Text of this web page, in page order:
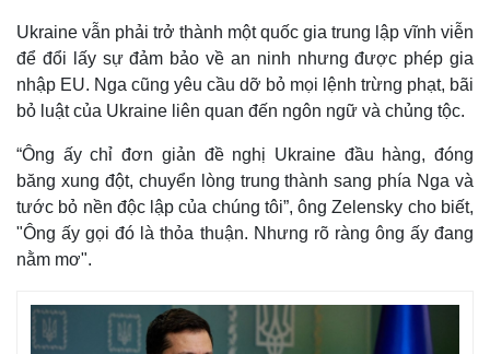
Quan sát
Cuộc sống đó đây
Video
Ảnh
Ukraine vẫn phải trở thành một quốc gia trung lập vĩnh viễn
để đổi lấy sự đảm bảo về an ninh nhưng được phép gia
nhập EU. Nga cũng yêu cầu dỡ bỏ mọi lệnh trừng phạt, bãi
bỏ luật của Ukraine liên quan đến ngôn ngữ và chủng tộc.
“Ông ấy chỉ đơn giản đề nghị Ukraine đầu hàng, đóng
băng xung đột, chuyển lòng trung thành sang phía Nga và
tước bỏ nền độc lập của chúng tôi”, ông Zelensky cho biết,
"Ông ấy gọi đó là thỏa thuận. Nhưng rõ ràng ông ấy đang
nằm mơ".